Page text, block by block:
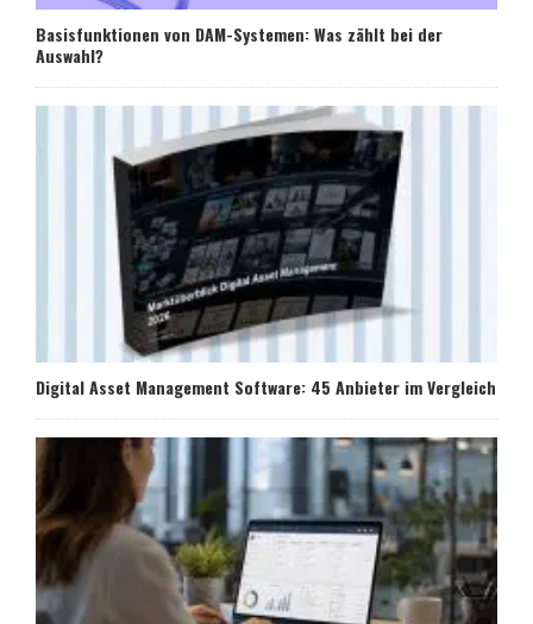
Basisfunktionen von DAM-Systemen: Was zählt bei der
Auswahl?
Digital Asset Management Software: 45 Anbieter im Vergleich